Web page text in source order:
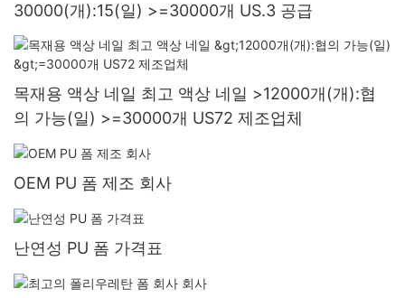
30000(개):15(일) >=30000개 US.3 공급
목재용 액상 네일 최고 액상 네일 >12000개(개):협
의 가능(일) >=30000개 US72 제조업체
OEM PU 폼 제조 회사
난연성 PU 폼 가격표